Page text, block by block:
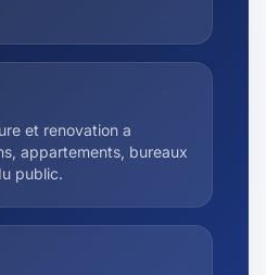
et renovation a
appartements, bureaux
public.